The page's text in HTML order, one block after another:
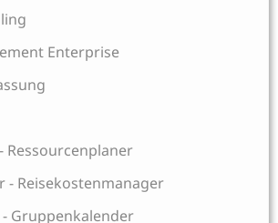
Enterprise
Ressourcenplaner
- Reisekostenmanager
Gruppenkalender